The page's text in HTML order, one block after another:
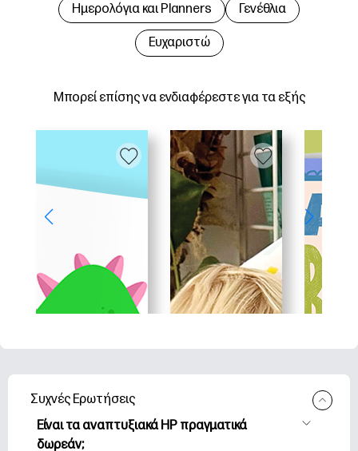
Μπορεί επίσης να ενδιαφέρεστε για τα εξής
Hμερολόγια και Planners Γενέθλια
Ευχαριστώ
Συχνές Ερωτήσεις
Είναι τα αναπτυξιακά HP πραγματικά
δωρεάν;